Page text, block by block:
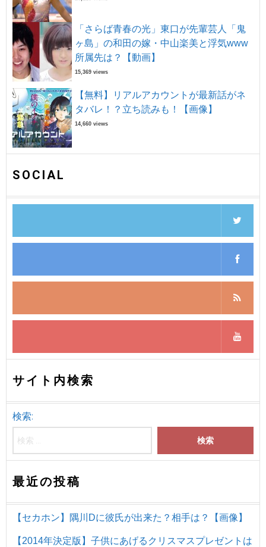
「さらば青春の光」東口が先輩芸人「鬼
ヶ島」の和田の嫁・中山楽美と浮気www
所属先は？【動画】
15,369 views
【無料】リアルアカウントが最新話がネ
タバレ！？立ち読みも！【画像】
14,660 views
SOCIAL
サイト内検索
検索:
最近の投稿
【セカホン】隅川Dに彼氏が出来た？相手は？【画像】
【2014年決定版】子供にあげるクリスマスプレゼントは